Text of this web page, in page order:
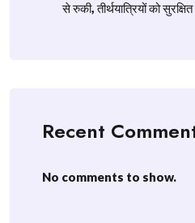
से रुकी, तीर्थयात्रियों को
Recent
No comments to show.